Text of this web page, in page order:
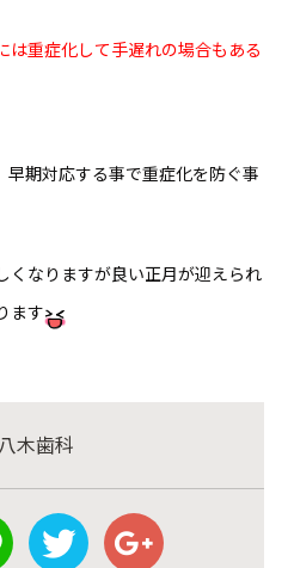
重症化して手遅れの場合もある
期対応する事で重症化を防ぐ事
くなりますが良い正月が迎えられ
ます
八木歯科